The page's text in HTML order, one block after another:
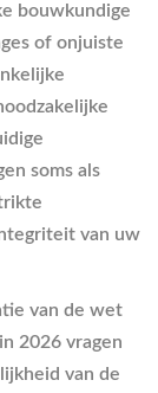
bouwkundige
of onjuiste
soms als
van uw
van de wet
2026 vragen
van de